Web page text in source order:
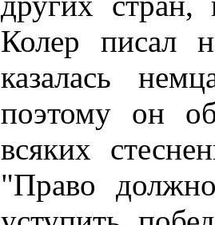
Колер писал
казалась
поэтому он
всяких
"Право